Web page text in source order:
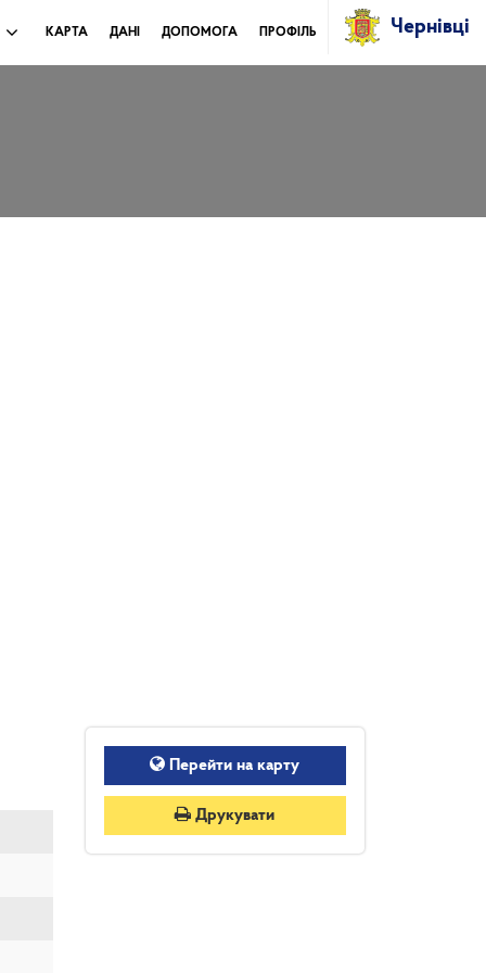
КАРТА ДАНІ ДОПОМОГА ПРОФІЛЬ Чернівці
Перейти на карту
Друкувати